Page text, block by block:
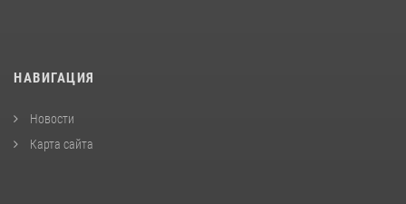
НАВИГАЦИЯ
Новости
Карта сайта